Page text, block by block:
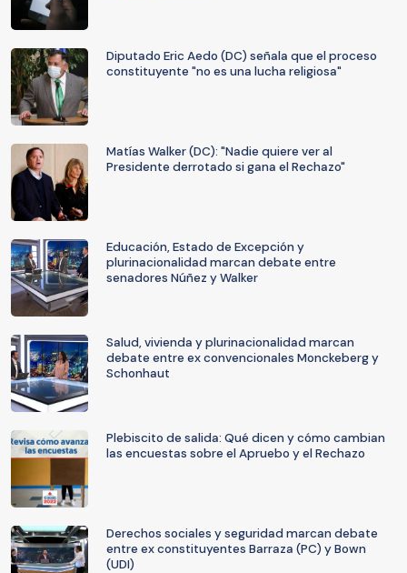
Diputado Eric Aedo (DC) señala que el proceso
constituyente "no es una lucha religiosa"
Matías Walker (DC): "Nadie quiere ver al
Presidente derrotado si gana el Rechazo"
Educación, Estado de Excepción y
plurinacionalidad marcan debate entre
senadores Núñez y Walker
Salud, vivienda y plurinacionalidad marcan
debate entre ex convencionales Monckeberg y
Schonhaut
Plebiscito de salida: Qué dicen y cómo cambian
las encuestas sobre el Apruebo y el Rechazo
Derechos sociales y seguridad marcan debate
entre ex constituyentes Barraza (PC) y Bown
(UDI)